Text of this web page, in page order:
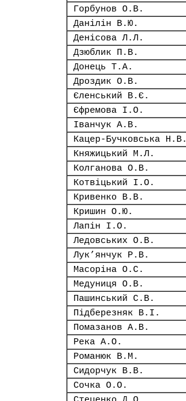
Горбунов О.В.
Данілін В.Ю.
Денісова Л.Л.
Дзюблик П.В.
Донець Т.А.
Дроздик О.В.
Єленський В.Є.
Єфремова І.О.
Іванчук А.В.
Кацер-Бучковська Н.В.
Княжицький М.Л.
Колганова О.В.
Котвіцький І.О.
Кривенко В.В.
Кришин О.Ю.
Лапін І.О.
Ледовських О.В.
Лук’янчук Р.В.
Масоріна О.С.
Медуниця О.В.
Пашинський С.В.
Підберезняк В.І.
Помазанов А.В.
Река А.О.
Романюк В.М.
Сидорчук В.В.
Сочка О.О.